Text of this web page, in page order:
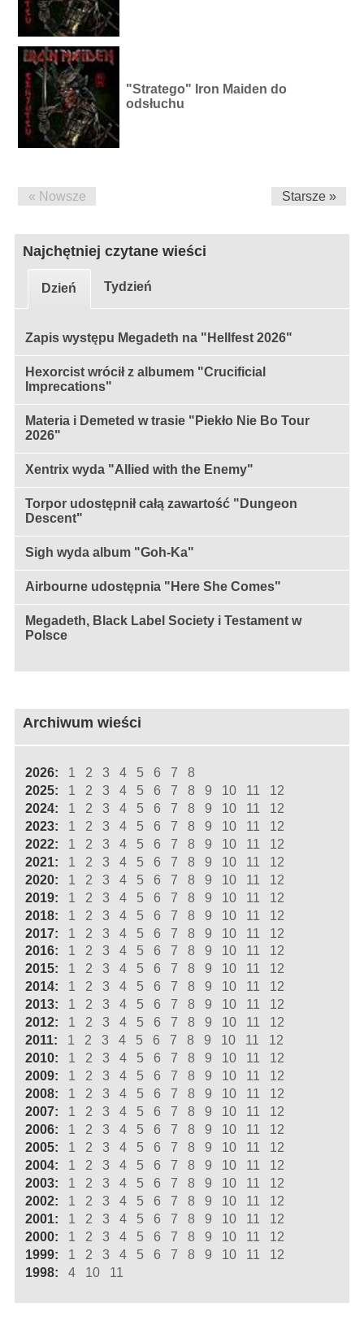
"Stratego" Iron Maiden do
odsłuchu
« Nowsze Starsze »
Najchętniej czytane wieści
Dzień Tydzień
Zapis występu Megadeth na "Hellfest 2026"
Hexorcist wrócił z albumem "Crucificial
Imprecations"
Materia i Demeted w trasie "Piekło Nie Bo Tour
2026"
Xentrix wyda "Allied with the Enemy"
Torpor udostępnił całą zawartość "Dungeon
Descent"
Sigh wyda album "Goh-Ka"
Airbourne udostępnia "Here She Comes"
Megadeth, Black Label Society i Testament w
Polsce
Archiwum wieści
2026: 1 2 3 4 5 6 7
8
2025:
1 2 3 4 5 6 7 8 9 10 11
12
2024:
1 2 3 4 5 6 7 8 9 10 11
12
2023:
1 2 3 4 5 6 7 8 9 10 11
12
2022:
1 2 3 4 5 6 7 8 9 10 11
12
2021:
1 2 3 4 5 6 7 8 9 10 11
12
2020:
1 2 3 4 5 6 7 8 9 10 11
12
2019:
1 2 3 4 5 6 7 8 9 10 11
12
2018:
1 2 3 4 5 6 7 8 9 10 11
12
2017:
1 2 3 4 5 6 7 8 9 10 11
12
2016:
1 2 3 4 5 6 7 8 9 10 11
12
2015:
1 2 3 4 5 6 7 8 9 10 11
12
2014:
1 2 3 4 5 6 7 8 9 10 11
12
2013:
1 2 3 4 5 6 7 8 9 10 11
12
2012:
1 2 3 4 5 6 7 8 9 10 11
12
2011:
1 2 3 4 5 6 7 8 9 10 11
12
2010:
1 2 3 4 5 6 7 8 9 10 11
12
2009:
1 2 3 4 5 6 7 8 9 10 11
12
2008:
1 2 3 4 5 6 7 8 9 10 11
12
2007:
1 2 3 4 5 6 7 8 9 10 11
12
2006:
1 2 3 4 5 6 7 8 9 10 11
12
2005:
1 2 3 4 5 6 7 8 9 10 11
12
2004:
1 2 3 4 5 6 7 8 9 10 11
12
2003:
1 2 3 4 5 6 7 8 9 10 11
12
2002:
1 2 3 4 5 6 7 8 9 10 11
12
2001:
1 2 3 4 5 6 7 8 9 10 11
12
2000:
1 2 3 4 5 6 7 8 9 10 11
12
1999:
1 2 3 4 5 6 7 8 9 10 11
12
1998:
4 10 11